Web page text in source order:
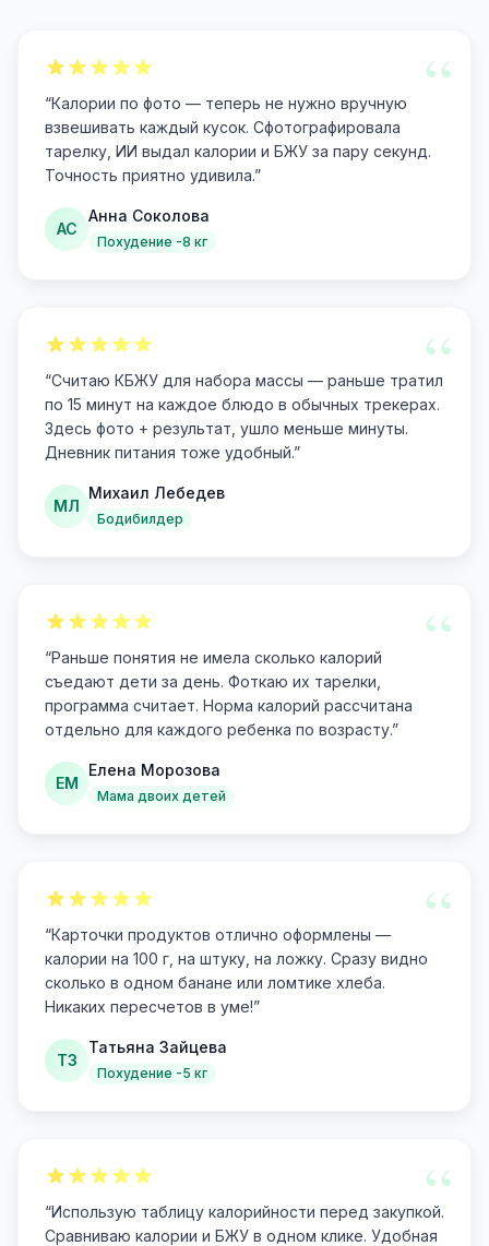
“
“Калории по фото — теперь не нужно вручную
взвешивать каждый кусок. Сфотографировала
тарелку, ИИ выдал калории и БЖУ за пару секунд.
Точность приятно удивила.”
АС
Анна Соколова
Похудение -8 кг
“
“Считаю КБЖУ для набора массы — раньше тратил
по 15 минут на каждое блюдо в обычных трекерах.
Здесь фото + результат, ушло меньше минуты.
Дневник питания тоже удобный.”
МЛ
Михаил Лебедев
Бодибилдер
“
“Раньше понятия не имела сколько калорий
съедают дети за день. Фоткаю их тарелки,
программа считает. Норма калорий рассчитана
отдельно для каждого ребенка по возрасту.”
ЕМ
Елена Морозова
Мама двоих детей
“
“Карточки продуктов отлично оформлены —
калории на 100 г, на штуку, на ложку. Сразу видно
сколько в одном банане или ломтике хлеба.
Никаких пересчетов в уме!”
ТЗ
Татьяна Зайцева
Похудение -5 кг
“
“Использую таблицу калорийности перед закупкой.
Сравниваю калории и БЖУ в одном клике. Удобная